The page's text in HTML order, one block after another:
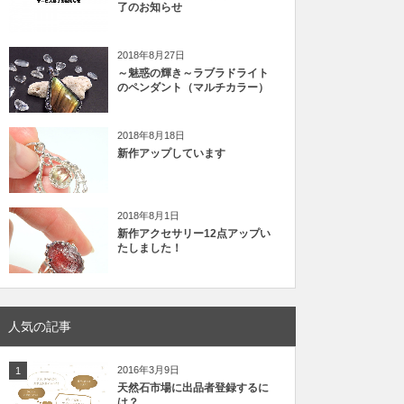
了のお知らせ
2018年8月27日
～魅惑の輝き～ラブラドライト
のペンダント（マルチカラー）
2018年8月18日
新作アップしています
2018年8月1日
新作アクセサリー12点アップい
たしました！
人気の記事
1 2016年3月9日
天然石市場に出品者登録するに